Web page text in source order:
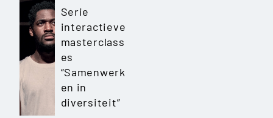
Serie
interactieve
masterclass
es
“Samenwerk
en in
diversiteit”